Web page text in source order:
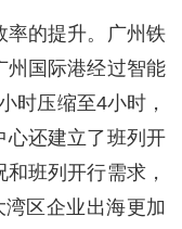
率的提升。广州铁
州国际港经过智能
时压缩至4小时，
心还建立了班列开
班列开行需求，
湾区企业出海更加